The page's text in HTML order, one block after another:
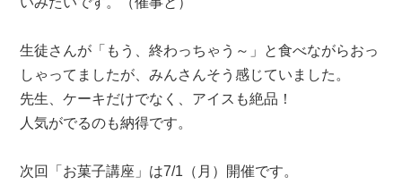
生徒さんが「もう、終わっちゃう～」と食べながらおっ
しゃってましたが、みんさんそう感じていました。
先生、ケーキだけでなく、アイスも絶品！
人気がでるのも納得です。
次回「お菓子講座」は7/1（月）開催です。